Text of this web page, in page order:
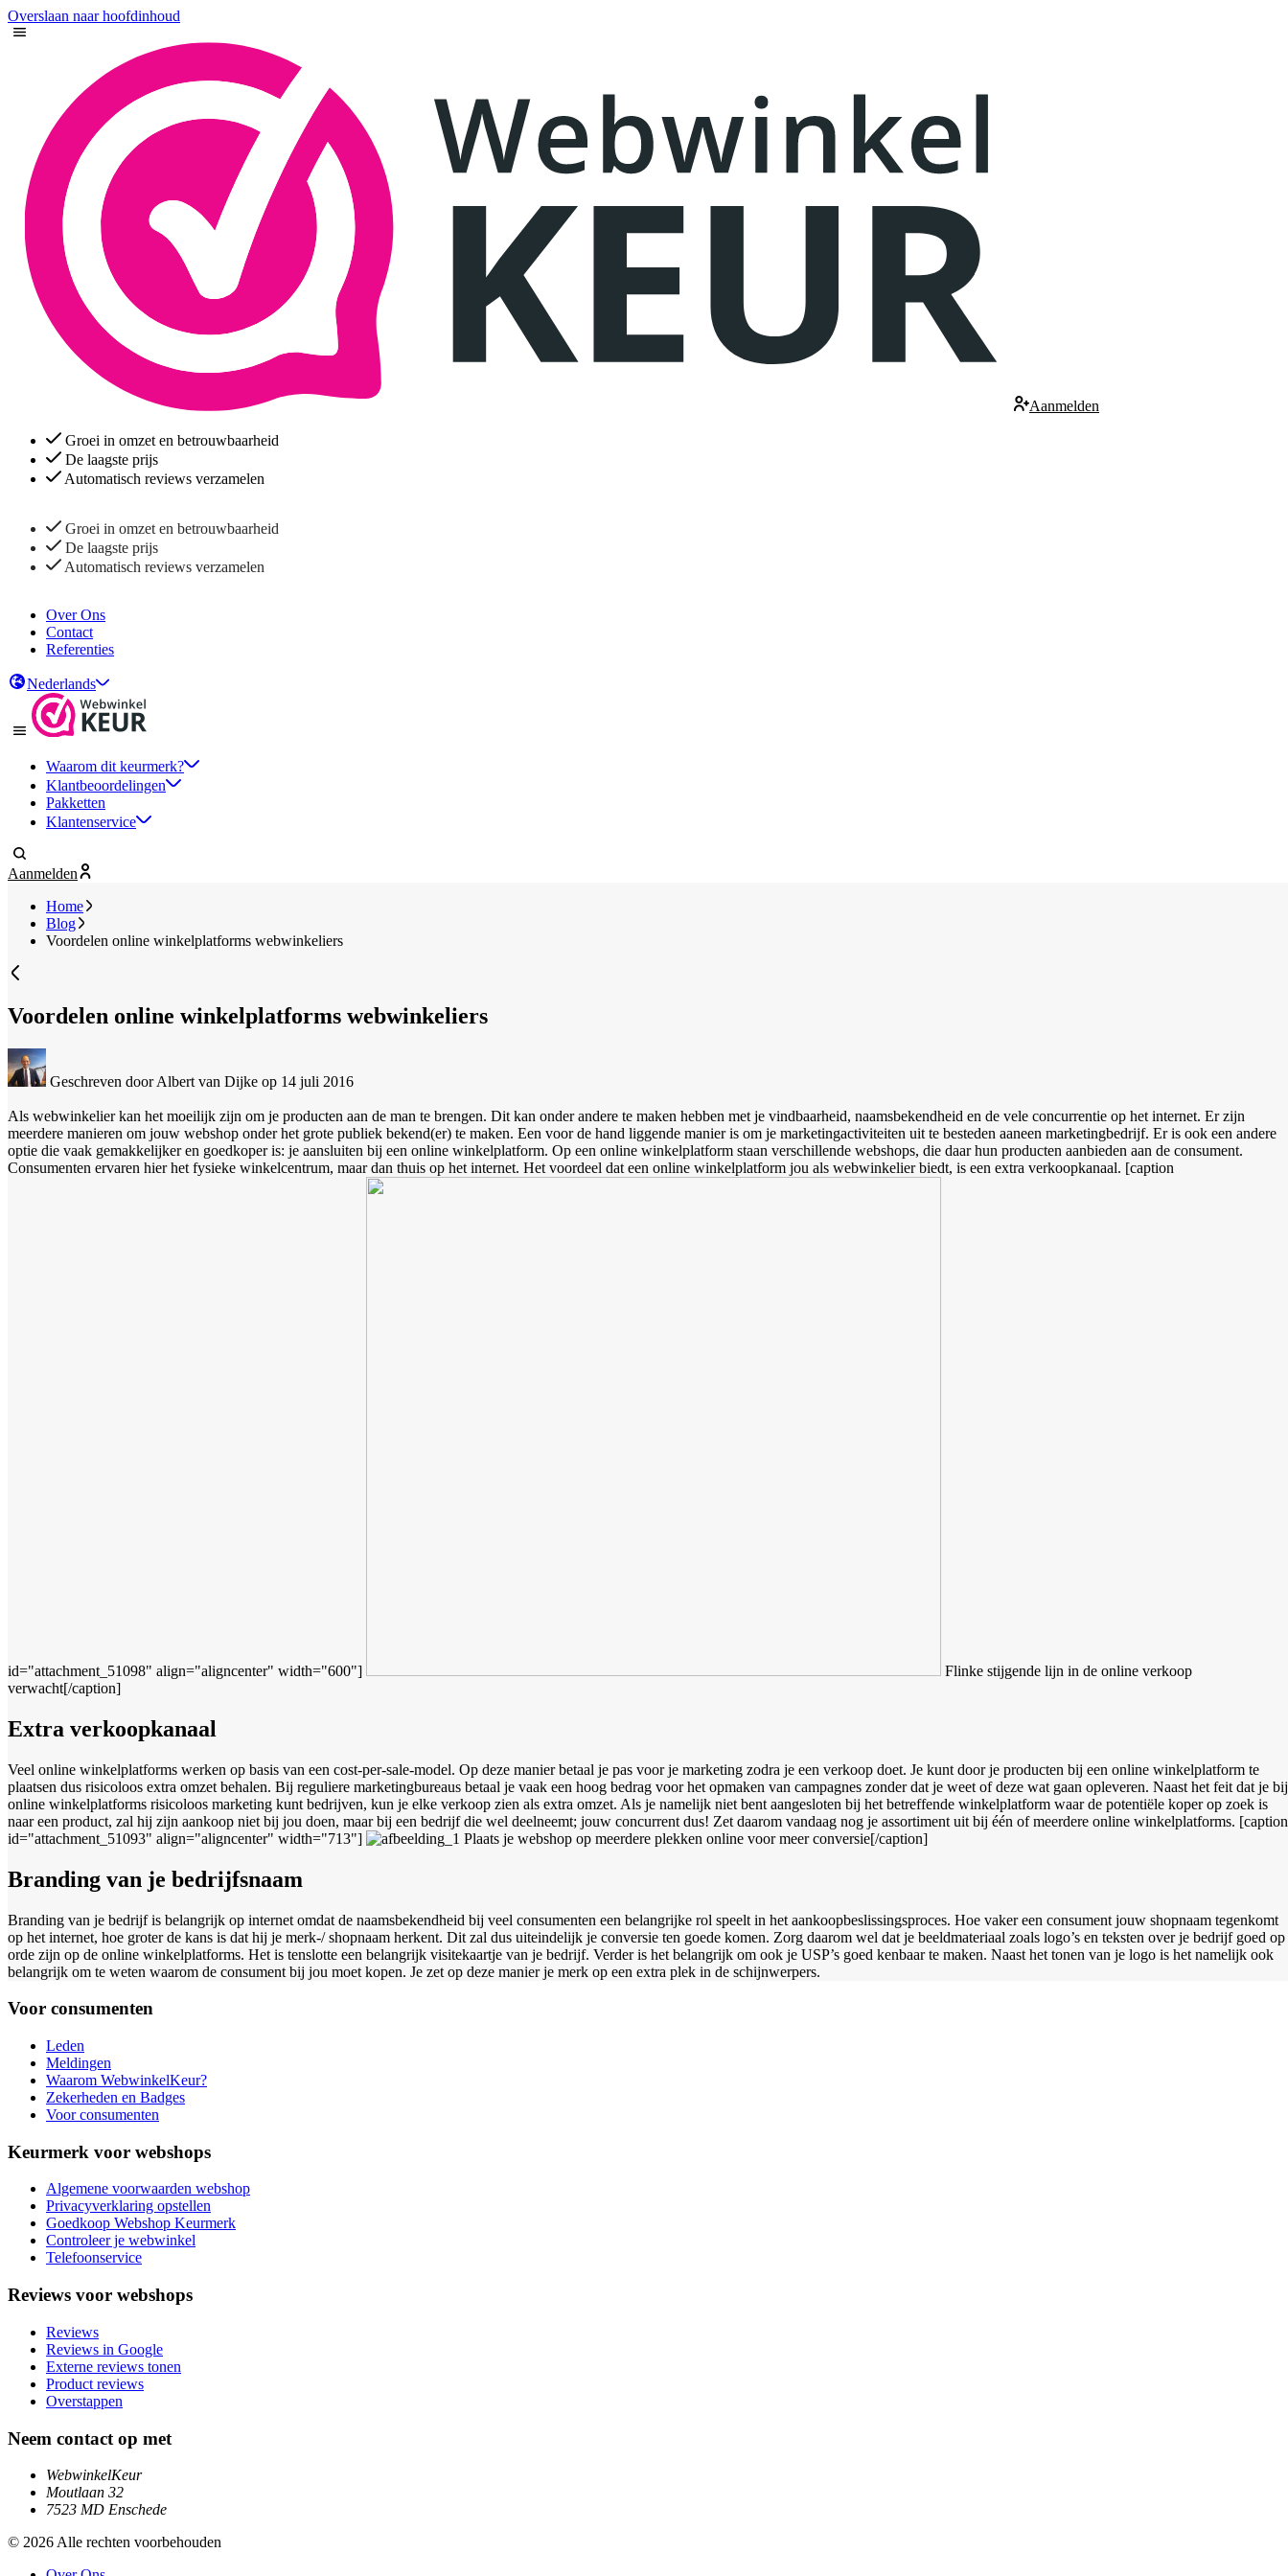
Overslaan naar hoofdinhoud
Aanmelden
Groei in omzet en betrouwbaarheid
De laagste prijs
Automatisch reviews verzamelen
Groei in omzet en betrouwbaarheid
De laagste prijs
Automatisch reviews verzamelen
Over Ons
Contact
Referenties
Nederlands
Waarom dit keurmerk?
Klantbeoordelingen
Pakketten
Klantenservice
Aanmelden
Home
Blog
Voordelen online winkelplatforms webwinkeliers
Voordelen online winkelplatforms webwinkeliers
Geschreven door Albert van Dijke op 14 juli 2016
Als webwinkelier kan het moeilijk zijn om je producten aan de man te brengen. Dit kan onder andere te maken hebben met je vindbaarheid, naamsbekendheid en de vele concurrentie op het internet. Er zijn
meerdere manieren om jouw webshop onder het grote publiek bekend(er) te maken. Een voor de hand liggende manier is om je marketingactiviteiten uit te besteden aaneen marketingbedrijf. Er is ook een andere
optie die vaak gemakkelijker en goedkoper is: je aansluiten bij een online winkelplatform. Op een online winkelplatform staan verschillende webshops, die daar hun producten aanbieden aan de consument.
Consumenten ervaren hier het fysieke winkelcentrum, maar dan thuis op het internet. Het voordeel dat een online winkelplatform jou als webwinkelier biedt, is een extra verkoopkanaal. [caption
id="attachment_51098" align="aligncenter" width="600"]
Flinke stijgende lijn in de online verkoop
verwacht[/caption]
Extra verkoopkanaal
Veel online winkelplatforms werken op basis van een cost-per-sale-model. Op deze manier betaal je pas voor je marketing zodra je een verkoop doet. Je kunt door je producten bij een online winkelplatform te
plaatsen dus risicoloos extra omzet behalen. Bij reguliere marketingbureaus betaal je vaak een hoog bedrag voor het opmaken van campagnes zonder dat je weet of deze wat gaan opleveren. Naast het feit dat je bij
online winkelplatforms risicoloos marketing kunt bedrijven, kun je elke verkoop zien als extra omzet. Als je namelijk niet bent aangesloten bij het betreffende winkelplatform waar de potentiële koper op zoek is
naar een product, zal hij zijn aankoop niet bij jou doen, maar bij een bedrijf die wel deelneemt; jouw concurrent dus! Zet daarom vandaag nog je assortiment uit bij één of meerdere online winkelplatforms. [caption
id="attachment_51093" align="aligncenter" width="713"]
Plaats je webshop op meerdere plekken online voor meer conversie[/caption]
Branding van je bedrijfsnaam
Branding van je bedrijf is belangrijk op internet omdat de naamsbekendheid bij veel consumenten een belangrijke rol speelt in het aankoopbeslissingsproces. Hoe vaker een consument jouw shopnaam tegenkomt
op het internet, hoe groter de kans is dat hij je merk-/ shopnaam herkent. Dit zal dus uiteindelijk je conversie ten goede komen. Zorg daarom wel dat je beeldmateriaal zoals logo’s en teksten over je bedrijf goed op
orde zijn op de online winkelplatforms. Het is tenslotte een belangrijk visitekaartje van je bedrijf. Verder is het belangrijk om ook je USP’s goed kenbaar te maken. Naast het tonen van je logo is het namelijk ook
belangrijk om te weten waarom de consument bij jou moet kopen. Je zet op deze manier je merk op een extra plek in de schijnwerpers.
Voor consumenten
Leden
Meldingen
Waarom WebwinkelKeur?
Zekerheden en Badges
Voor consumenten
Keurmerk voor webshops
Algemene voorwaarden webshop
Privacyverklaring opstellen
Goedkoop Webshop Keurmerk
Controleer je webwinkel
Telefoonservice
Reviews voor webshops
Reviews
Reviews in Google
Externe reviews tonen
Product reviews
Overstappen
Neem contact op met
WebwinkelKeur
Moutlaan 32
7523 MD Enschede
© 2026 Alle rechten voorbehouden